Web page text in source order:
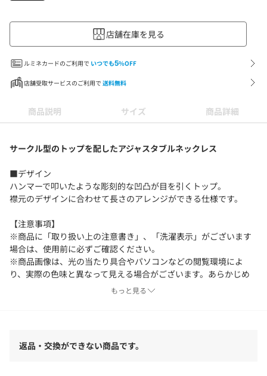
店舗在庫を見る
ルミネカードのご利用で いつでも5%OFF
店舗受取サービスのご利用で 送料無料
商品説明 サイズ 商品詳細
サークル型のトップを配したアジャスタブルネックレス
■デザイン
ハンマーで叩いたような彫刻的な凹凸が目を引くトップ。
襟元のデザインに合わせて長さのアレンジができる仕様です。
【注意事項】
※商品に「取り扱い上の注意書き」、「洗濯表示」がございます
場合は、使用前に必ずご確認ください。
※商品画像は、光の当たり具合やパソコンなどの閲覧環境によ
り、実際の色味と異なって見える場合がございます。あらかじめ
品名：UA HAMERD DISC ADJ/NL 品番：17336000091
もっと見る
返品・交換ができない商品です。